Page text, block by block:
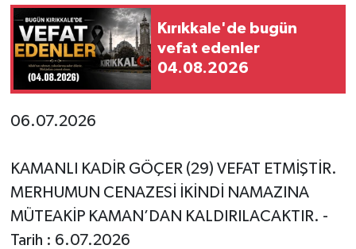
Kırıkkale'de bugün
vefat edenler
04.08.2026
06.07.2026
KAMANLI KADİR GÖÇER (29) VEFAT ETMİŞTİR.
MERHUMUN CENAZESİ İKİNDİ NAMAZINA
MÜTEAKİP KAMAN’DAN KALDIRILACAKTIR. -
Tarih : 6.07.2026